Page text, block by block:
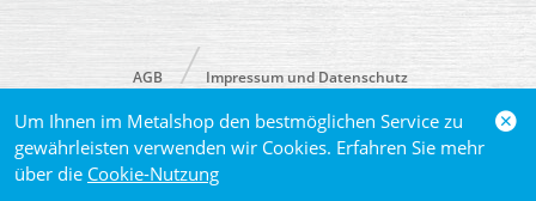
Um Ihnen im Metalshop den bestmöglichen Service zu
gewährleisten verwenden wir Cookies. Erfahren Sie mehr
über die Cookie-Nutzung
© 2026 Brütsch/Rüegger Metals AG
AGB Impressum und Datenschutz
powered by polynorm